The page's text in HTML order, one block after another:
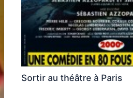
Sortir au théâtre à Paris